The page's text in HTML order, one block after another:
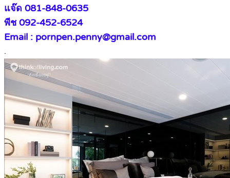
แจ๊ด 081-848-0635
พีช 092-452-6524
Email : pornpen.penny@gmail.com
.